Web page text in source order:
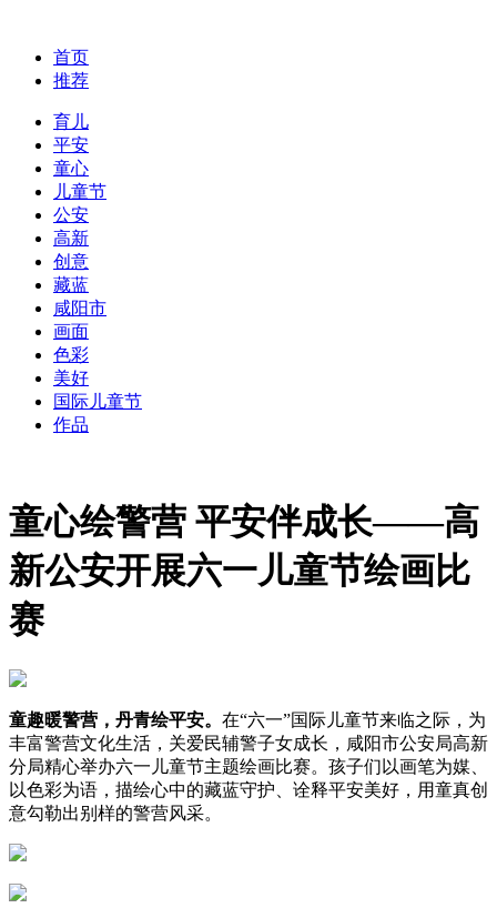
首页
推荐
育儿
平安
童心
儿童节
公安
高新
创意
藏蓝
咸阳市
画面
色彩
美好
国际儿童节
作品
童心绘警营 平安伴成长——高
新公安开展六一儿童节绘画比
赛
童趣暖警营，丹青绘平安。 在“六一”国际儿童节来临之际，为
丰富警营文化生活，关爱民辅警子女成长，咸阳市公安局高新
分局精心举办六一儿童节主题绘画比赛。孩子们以画笔为媒、
以色彩为语，描绘心中的藏蓝守护、诠释平安美好，用童真创
意勾勒出别样的警营风采。